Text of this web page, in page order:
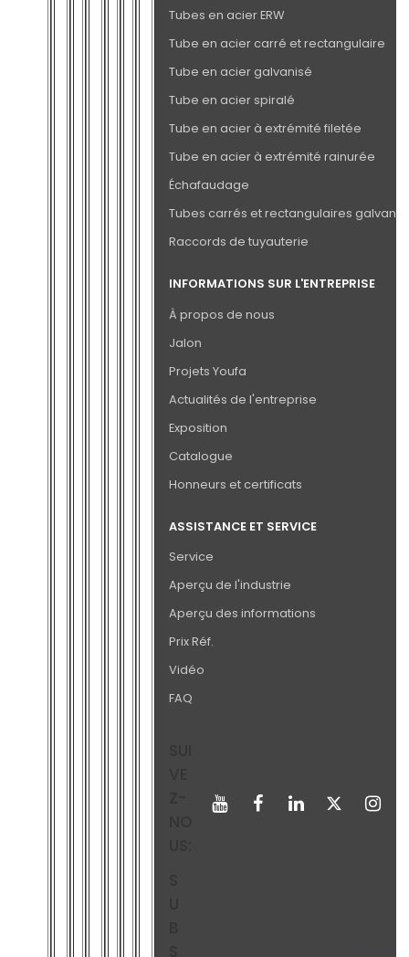
Tubes en acier ERW
Tube en acier carré et rectangulaire
Tube en acier galvanisé
Tube en acier spiralé
Tube en acier à extrémité filetée
Tube en acier à extrémité rainurée
Échafaudage
Tubes carrés et rectangulaires
Raccords de tuyauterie
INFORMATIONS SUR L'ENTREPRISE
À propos de nous
Jalon
Projets Youfa
Actualités de l'entreprise
Exposition
Catalogue
Honneurs et certificats
ASSISTANCE ET SERVICE
Service
Aperçu de l'industrie
Aperçu des informations
Prix Réf.
Vidéo
FAQ